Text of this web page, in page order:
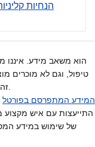
הנחיות
טיפול, וגם לא מוכרים
המידע המתפרסם בפורטל
התייעצות עם איש
של שימוש במידע